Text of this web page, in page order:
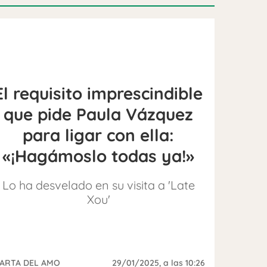
requisito imprescindible
que pide Paula Vázquez
para ligar con ella:
«¡Hagámoslo todas ya!»
Lo ha desvelado en su visita a 'Late
Xou'
DEL AMO 29/01/2025, a las 10:26